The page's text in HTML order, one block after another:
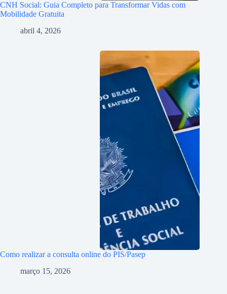
CNH Social: Guia Completo para Transformar Vidas com
Mobilidade Gratuita
abril 4, 2026
Como realizar a consulta online do PIS/Pasep
março 15, 2026